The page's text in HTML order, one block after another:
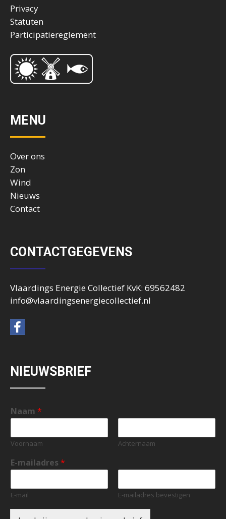
Privacy
Statuten
Participatiereglement
MENU
Over ons
Zon
Wind
Nieuws
Contact
CONTACTGEGEVENS
Vlaardings Energie Collectief KvK: 69562482
info@vlaardingsenergiecollectief.nl
NIEUWSBRIEF
Naam *
Voornaam Achternaam
E-mailadres *
E-mail E-mailadres bevestigen